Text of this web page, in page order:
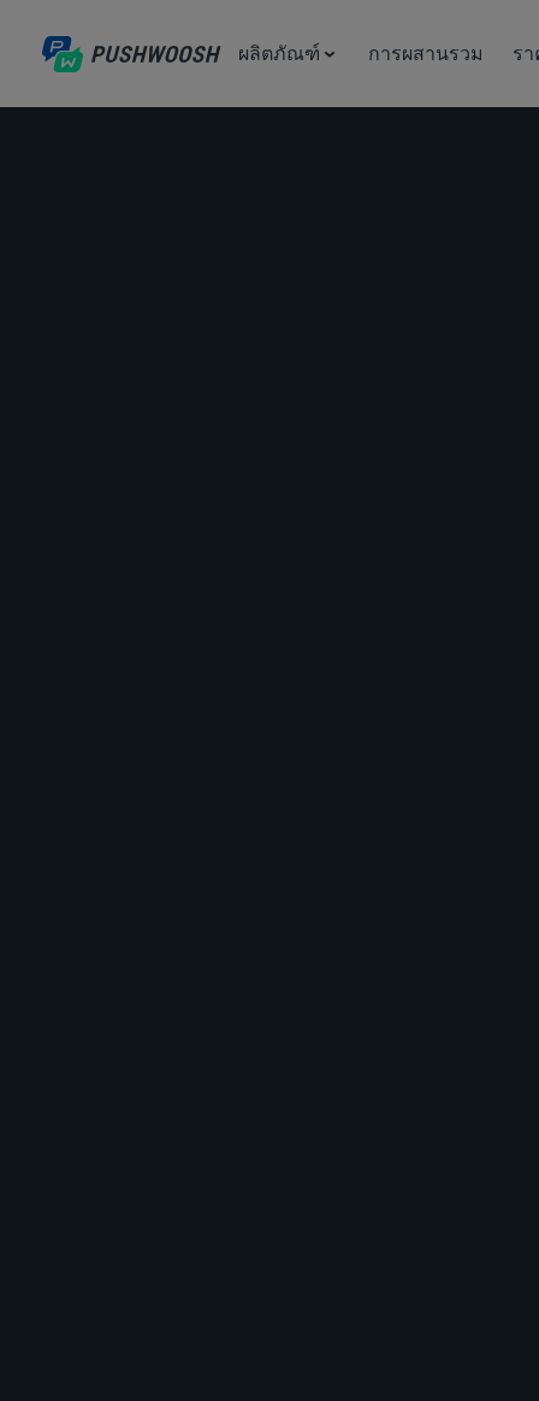
ผลิตภัณฑ์ การผสานรวม ร